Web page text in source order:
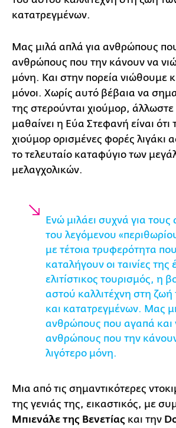
κατατρεγμένων.
Μας μιλά απλά για ανθρώπους
ανθρώπους που την κάνουν να
μόνη. Και στην πορεία νιώθουμε
μόνοι. Χωρίς αυτό βέβαια να
της στερούνται χιούμορ,
μαθαίνει η Εύα Στεφανή είναι ότι
χιούμορ ορισμένες φορές λιγάκι
το τελευταίο καταφύγιο των
μελαγχολικών.
Ενώ μιλάει συχνά για
του λεγόμενου
με τέτοια τρυφερότητα
καταλήγουν οι ταινίες της
ελιτίστικος τουρισμός, η
αστού καλλιτέχνη στη ζωή
και κατατρεγμένων. Μας
ανθρώπους που αγαπά και
ανθρώπους που την
λιγότερο μόνη.
Μια από τις σημαντικότερες
της γενιάς της, εικαστικός, με
Μπιενάλε της Βενετίας και την